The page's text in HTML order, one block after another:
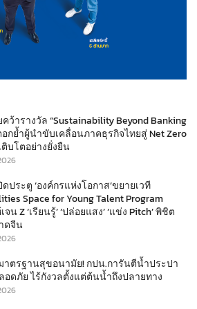
ว้ารางวัล “Sustainability Beyond Banking
อกย้ำผู้นำขับเคลื่อนภาคธุรกิจไทยสู่ Net Zero
บโตอย่างยั่งยืน
ดประตู ‘องค์กรแห่งโอกาส’ขยายเวที
Space for Young Talent Program
จน Z ‘เรียนรู้’ ‘ปล่อยแสง’ ‘แข่ง Pitch’ พิชิต
ดจีน
าตรฐานสุขอนามัย! กปน.การันตีน้ำประปา
อดภัย ไร้กังวลตั้งแต่ต้นน้ำถึงปลายทาง